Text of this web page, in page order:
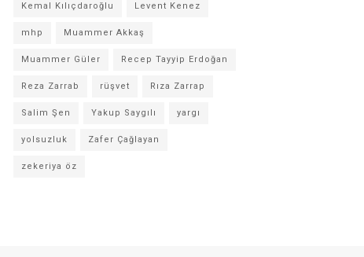
Kemal Kılıçdaroğlu Levent Kenez
mhp Muammer Akkaş
Muammer Güler Recep Tayyip Erdoğan
Reza Zarrab rüşvet Rıza Zarrap
Salim Şen Yakup Saygılı yargı
yolsuzluk Zafer Çağlayan
zekeriya öz